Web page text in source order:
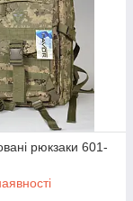
ж, в
виробника.
пропонуємо вам
кольору або
як ви
для кріплення
рюкзаки 601-